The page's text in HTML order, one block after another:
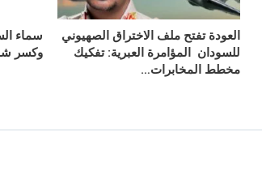
العودة تفتح ملف الاختراق الصهيوني
للسودان المؤامرة العبرية: تفكيك
مخطط المخابرات…
سماء
وكسر